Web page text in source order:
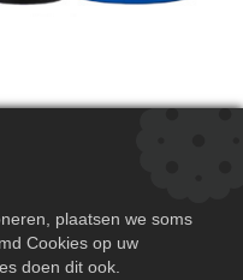
plaatsen we soms
Cookies op uw
doen dit ook.